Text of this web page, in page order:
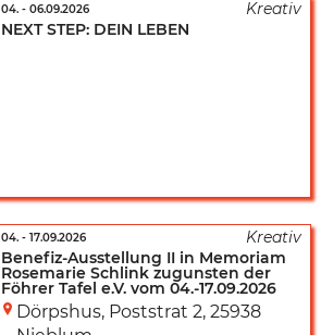
04. - 06.09.2026
NEXT STEP: DEIN LEBEN
04. - 17.09.2026
Benefiz-Ausstellung II in Memoriam
Rosemarie Schlink zugunsten der
Föhrer Tafel e.V. vom 04.-17.09.2026
Dörpshus, Poststrat 2, 25938